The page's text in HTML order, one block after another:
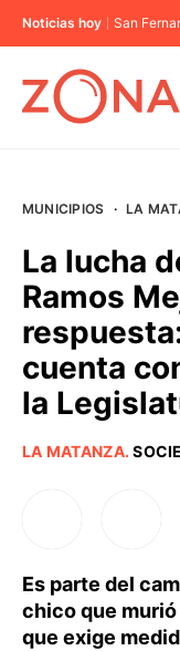
Noticias hoy San
BUENOS AIRES
PROVINCIAS
MUNICIPIOS · LA
La lucha
Ramos
cuenta
la
LA MATANZA.
Es parte del
chico que
que exige